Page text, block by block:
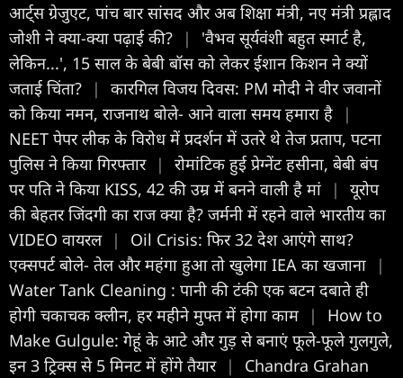
आर्ट्स ग्रेजुएट, पांच बार सांसद और अब शिक्षा मंत्री, नए मंत्री प्रह्लाद
जोशी ने क्या-क्या पढ़ाई की?
|
'वैभव सूर्यवंशी बहुत स्मार्ट है,
लेकिन...', 15 साल के बेबी बॉस को लेकर ईशान किशन ने क्यों
जताई चिंता?
|
कारगिल विजय दिवस: PM मोदी ने वीर जवानों
को किया नमन, राजनाथ बोले- आने वाला समय हमारा है
|
NEET पेपर लीक के विरोध में प्रदर्शन में उतरे थे तेज प्रताप, पटना
पुलिस ने किया गिरफ्तार |
रोमांटिक हुई प्रेग्नेंट हसीना, बेबी बंप
पर पति ने किया KISS, 42 की उम्र में बनने वाली है मां
|
यूरोप
की बेहतर जिंदगी का राज क्या है? जर्मनी में रहने वाले भारतीय का
VIDEO वायरल |
Oil Crisis: फिर 32 देश आएंगे साथ?
एक्सपर्ट बोले- तेल और महंगा हुआ तो खुलेगा IEA का खजाना
|
Water Tank Cleaning : पानी की टंकी एक बटन दबाते ही
होगी चकाचक क्लीन, हर महीने मुफ्त में होगा काम
|
How to
Make Gulgule: गेहूं के आटे और गुड़ से बनाएं फूले-फूले गुलगुले,
इन 3 ट्रिक्स से 5 मिनट में होंगे तैयार |
Chandra Grahan